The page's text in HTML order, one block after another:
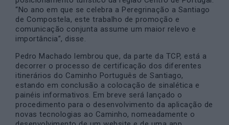
“No ano em que se celebra a Peregrinação a Santiago
de Compostela, este trabalho de promoção e
comunicação conjunta assume um maior relevo e
importância”, disse.
Pedro Machado lembrou que, da parte da TCP, está a
decorrer o processo de certificação dos diferentes
itinerários do Caminho Português de Santiago,
estando em conclusão a colocação de sinalética e
painéis informativos. Em breve será lançado o
procedimento para o desenvolvimento da aplicação de
novas tecnologias ao Caminho, nomeadamente o